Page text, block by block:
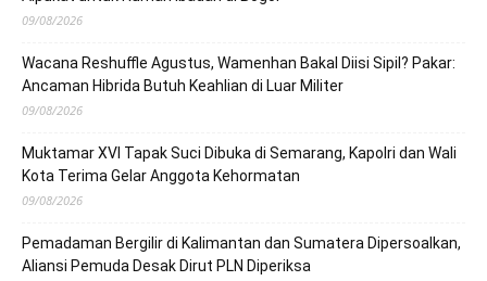
09/08/2026
Wacana Reshuffle Agustus, Wamenhan Bakal Diisi Sipil? Pakar:
Ancaman Hibrida Butuh Keahlian di Luar Militer
09/08/2026
Muktamar XVI Tapak Suci Dibuka di Semarang, Kapolri dan Wali
Kota Terima Gelar Anggota Kehormatan
09/08/2026
Pemadaman Bergilir di Kalimantan dan Sumatera Dipersoalkan,
Aliansi Pemuda Desak Dirut PLN Diperiksa